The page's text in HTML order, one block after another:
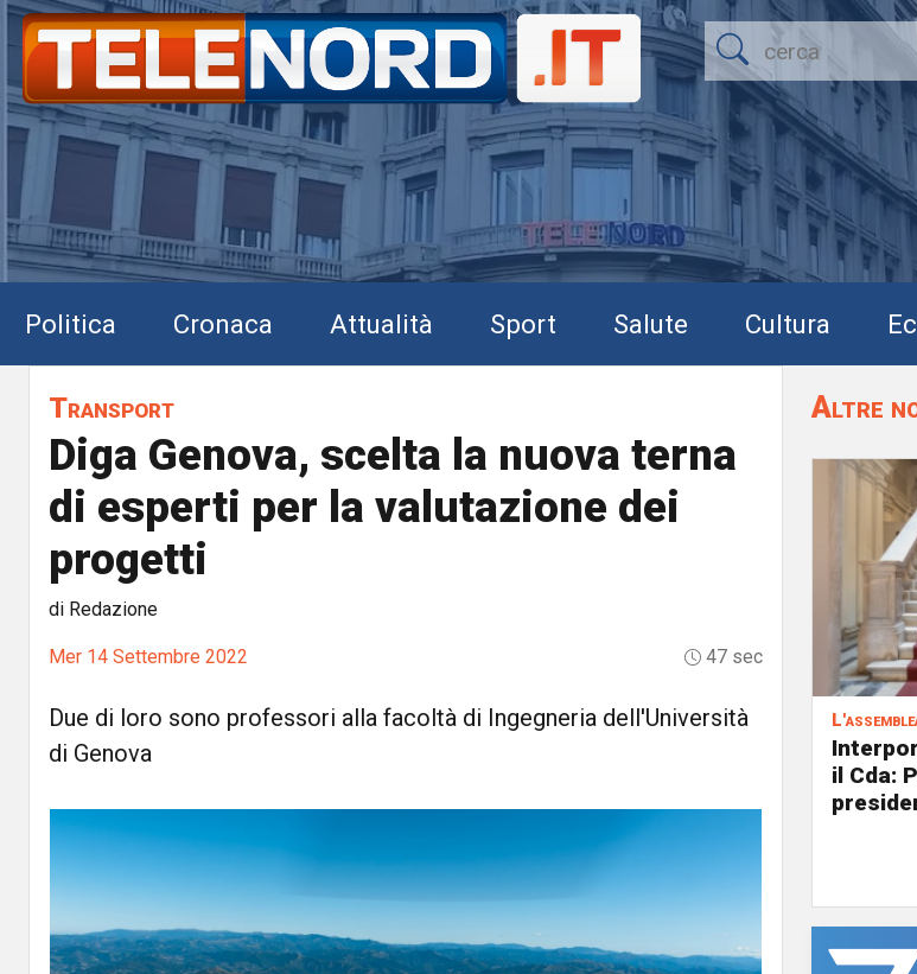
Politica Cronaca Attualità Sport Salute Cultura
Transport
Diga Genova, scelta la nuova terna
di esperti per la valutazione dei
progetti
di Redazione
Mer 14 Settembre 2022 47 sec
Due di loro sono professori alla facoltà di Ingegneria dell'Università
di Genova
Altre
il Cda: